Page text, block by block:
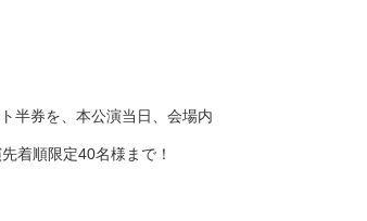
半券を、本公演当日、会場内
着順限定40名様まで！